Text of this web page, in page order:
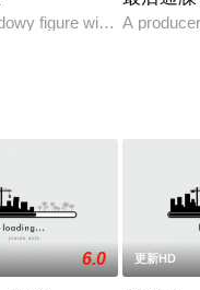
镇上演“鬼屋”，他们必
figure with a blank
A
6.0 更新HD